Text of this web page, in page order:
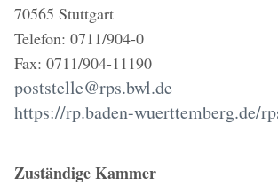
70565 Stuttgart
Telefon: 0711/904-0
Fax: 0711/904-11190
poststelle@rps.bwl.de
https://rp.baden-wuerttemberg.de/
Zuständige Kammer